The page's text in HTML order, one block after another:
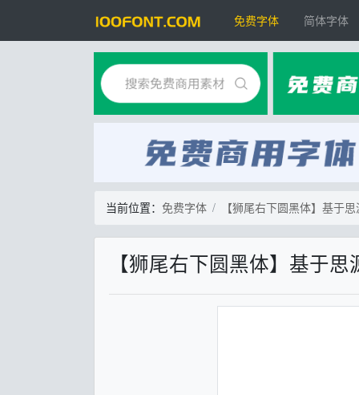
免费字体 简体字体
当前位置： 免费字体 【狮尾右下圆黑体】基于
【狮尾右下圆黑体】基于